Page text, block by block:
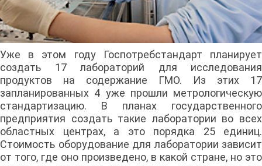
Уже в этом году Госпотребстандарт планирует
создать 17 лабораторий для исследования
продуктов на содержание ГМО. Из этих 17
запланированных 4 уже прошли метрологическую
стандартизацию. В планах государственного
предприятия создать такие лаборатории во всех
областных центрах, а это порядка 25 единиц.
Стоимость оборудование для лаборатории зависит
от того, где оно произведено, в какой стране, но это